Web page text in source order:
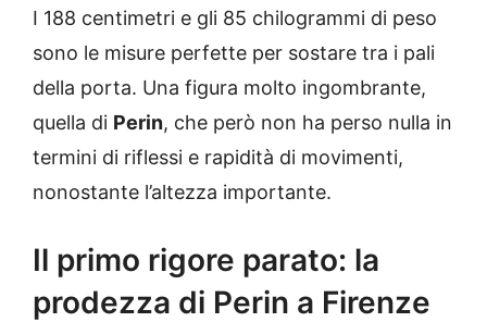
I 188 centimetri e gli 85 chilogrammi di peso
sono le misure perfette per sostare tra i pali
della porta. Una figura molto ingombrante,
quella di Perin, che però non ha perso nulla in
termini di riflessi e rapidità di movimenti,
nonostante l’altezza importante.
Il primo rigore parato: la
prodezza di Perin a Firenze